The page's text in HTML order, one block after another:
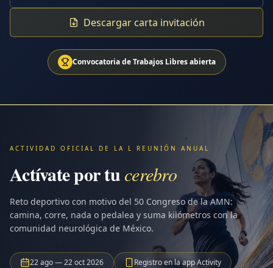
Descargar carta invitación
Convocatoria de Trabajos Libres abierta
ACTIVIDAD OFICIAL DE LA L REUNIÓN ANUAL
Actívate por tu cerebro
Reto deportivo con motivo del 50 Congreso de la AMN:
camina, corre, nada o pedalea y suma kilómetros con la
comunidad neurológica de México.
22 ago — 22 oct 2026
Registro en la app Activity